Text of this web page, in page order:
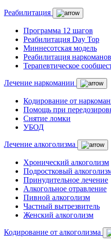
Реабилитация
Программа 12 шагов
Реабилитация Day Top
Миннесотская модель
Реабилитация наркоманов
Терапевтическое
Лечение наркомании
Кодирование от
Помощь при
Снятие ломки
УБОД
Лечение алкоголизма
Хронический алкоголизм
Подростковый
Принудительное лечение
Алкогольное отравление
Пивной алкоголизм
Частный вытрезвитель
Женский алкоголизм
Кодирование от алкоголизма